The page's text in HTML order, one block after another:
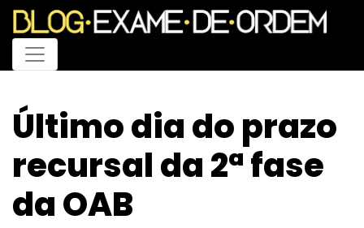
Menu
Último dia do prazo
recursal da 2ª fase
da OAB